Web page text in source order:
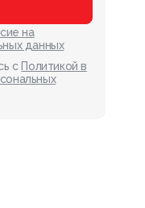
на
данных
с Политикой в